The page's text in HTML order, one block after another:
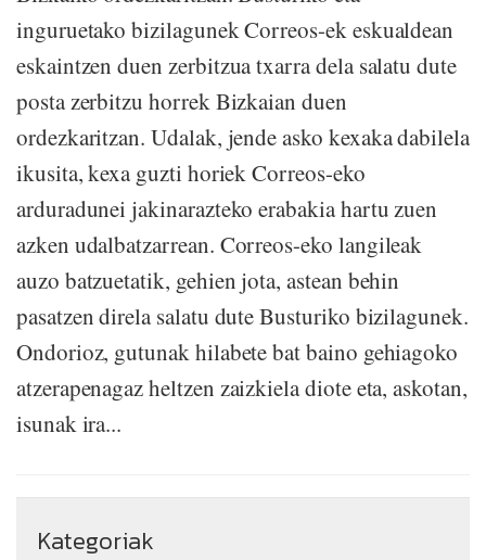
inguruetako bizilagunek Correos-ek eskualdean
eskaintzen duen zerbitzua txarra dela salatu dute
posta zerbitzu horrek Bizkaian duen
ordezkaritzan. Udalak, jende asko kexaka dabilela
ikusita, kexa guzti horiek Correos-eko
arduradunei jakinarazteko erabakia hartu zuen
azken udalbatzarrean. Correos-eko langileak
auzo batzuetatik, gehien jota, astean behin
pasatzen direla salatu dute Busturiko bizilagunek.
Ondorioz, gutunak hilabete bat baino gehiagoko
atzerapenagaz heltzen zaizkiela diote eta, askotan,
isunak ira...
Kategoriak